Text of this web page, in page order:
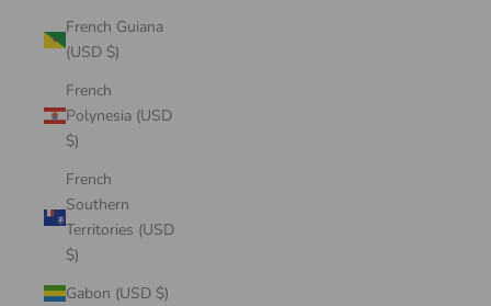
French Guiana
(USD $)
French
Polynesia (USD
$)
French
Southern
Territories (USD
$)
Gabon (USD $)